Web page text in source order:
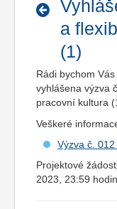
a
(1)
Rádi bychom
vyhlášena výzva
pracovní kultura
Veškeré
Výzva č.
Projektové
2023, 23:59 hodin.